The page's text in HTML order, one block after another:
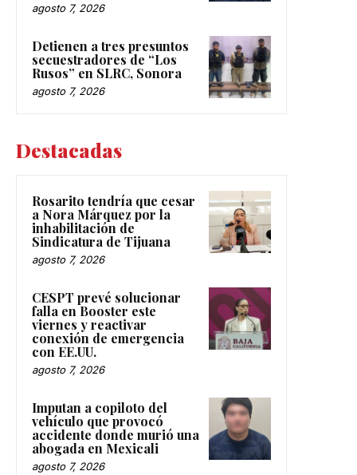
agosto 7, 2026
Detienen a tres presuntos
secuestradores de “Los
Rusos” en SLRC, Sonora
agosto 7, 2026
Destacadas
Rosarito tendría que cesar
a Nora Márquez por la
inhabilitación de
Sindicatura de Tijuana
agosto 7, 2026
CESPT prevé solucionar
falla en Booster este
viernes y reactivar
conexión de emergencia
con EE.UU.
agosto 7, 2026
Imputan a copiloto del
vehículo que provocó
accidente donde murió una
abogada en Mexicali
agosto 7, 2026